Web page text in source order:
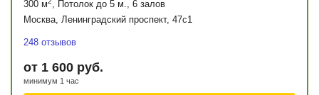
300 м , Потолок до 5 м., 6 залов
Москва, Ленинградский проспект, 47с1
248 отзывов
от 1 600 руб.
минимум 1 час